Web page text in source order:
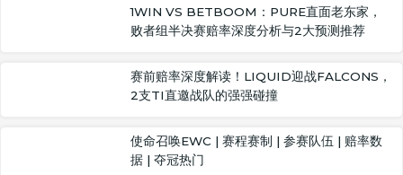
1WIN VS BETBOOM：PURE直面老东家，
败者组半决赛赔率深度分析与2大预测推荐
赛前赔率深度解读！LIQUID迎战FALCONS，
2支TI直邀战队的强强碰撞
使命召唤EWC | 赛程赛制 | 参赛队伍 | 赔率数
据 | 夺冠热门